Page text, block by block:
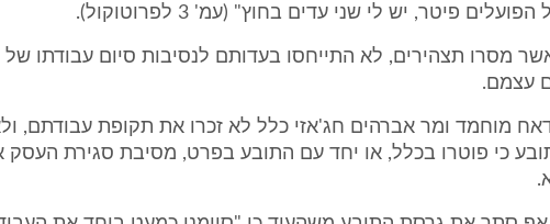
פיטר, יש לי שני עדים בחוץ" (עמ' 3 לפרוטוקול).
אשר מסרו תצהירים, לא התייחסו בעדותם לנסיבות סיום עבודתו של
עצמם.
מוחמד ומר אברהים חג'אזי כלל לא זכרו את תקופת עבודתם,
כי פוטרו בכלל, או יחד עם התובע בפרט, מסיבת סגירת העסק